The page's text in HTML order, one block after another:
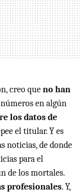
creo queno han
en algún
los datos de
el titular. Y es
noticias, de donde
para el
de los mortales.
profesionales. Y,